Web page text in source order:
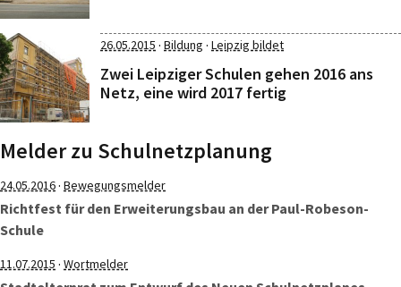
26.05.2015 · Bildung · Leipzig bildet
Zwei Leipziger Schulen gehen 2016 ans
Netz, eine wird 2017 fertig
Melder zu Schulnetzplanung
24.05.2016· Bewegungsmelder
Richtfest für den Erweiterungsbau an der Paul-Robeson-
Schule
11.07.2015 · Wortmelder